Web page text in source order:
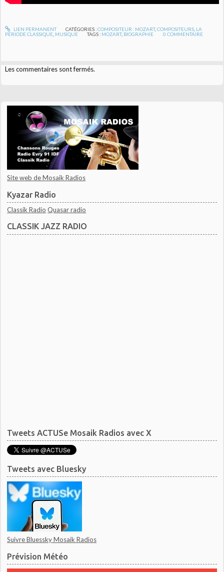
LIEN PERMANENT CATÉGORIES :COMPOSITEUR : MOZART,COMPOSITEURS, LA
PÉRIODE CLASSIQUE MUSIQUE TAGS : MOZART, BIOGRAPHIE 0 COMMENTAIRE
Les commentaires sont fermés.
Site web de Mosaik Radios
Kyazar Radio
Classik Radio Quasar radio
CLASSIK JAZZ RADIO
Tweets ACTUSe Mosaik Radios avec X
Tweets avec Bluesky
Suivre Bluessky Mosaik Radios
Prévision Météo